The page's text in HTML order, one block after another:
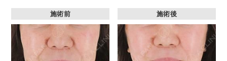
施術前 施術後